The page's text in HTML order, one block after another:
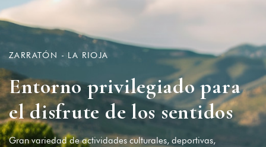
ZARRATÓN - LA RIOJA
Entorno privilegiado para
el disfrute de los sentidos
Gran variedad de actividades culturales, deportivas,